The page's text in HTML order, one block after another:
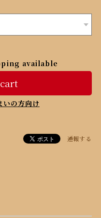
available
いの方向け
通報する